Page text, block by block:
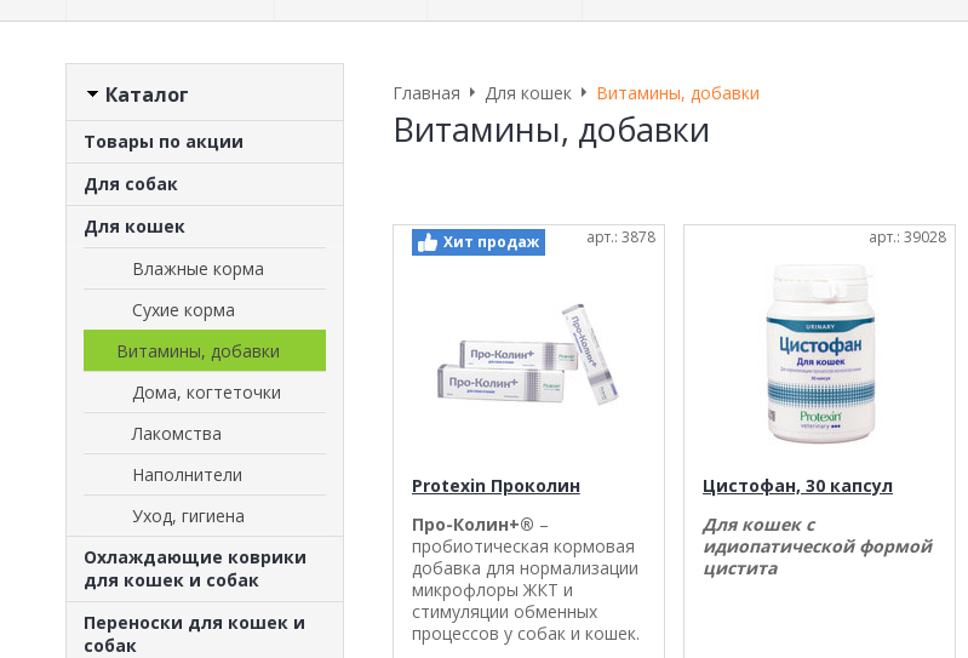
Каталог
Товары по акции
Для собак
Для кошек
Влажные корма
Сухие корма
Витамины, добавки
Дома, когтеточки
Лакомства
Наполнители
Уход, гигиена
Охлаждающие коврики
для кошек и собак
Переноски для кошек и
собак
Главная Для кошек Витамины, добавки
Витамины, добавки
Хит продаж арт.: 3878
Protexin Проколин
Про-Колин+® –
пробиотическая кормовая
добавка для нормализации
микрофлоры ЖКТ и
стимуляции обменных
процессов у собак и кошек.
арт.: 39028
Цистофан, 30 капсул
Для кошек с
идиопатической формой
цистита